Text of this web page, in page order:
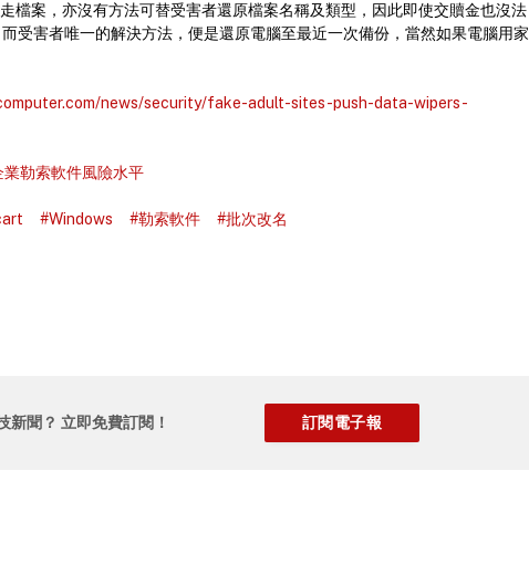
檔案，亦沒有方法可替受害者還原檔案名稱及類型，因此即使交贖金也沒法
受害者唯一的解決方法，便是還原電腦至最近一次備份，當然如果電腦用家
news/security/fake-adult-sites-push-data-wipers-
業勒索軟件風險水平
#Windows #勒索軟件 #批次改名
新聞？ 立即免費訂閱！